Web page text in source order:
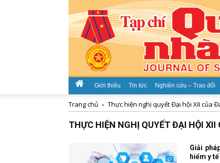
Giới thiệu Tin tức Nghiên cứu – Trao đổi
Trang chủ Thực hiện nghị quyết Đại hội XII của
THỰC HIỆN NGHỊ QUYẾT ĐẠI HỘI XII
Giải
hiểm y